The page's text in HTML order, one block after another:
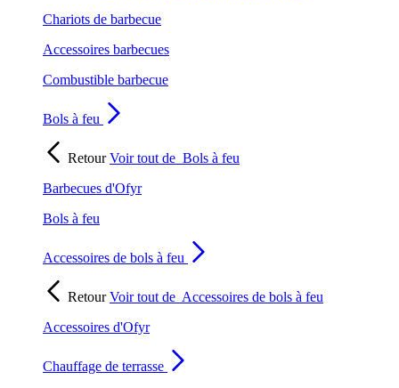
Chariots de barbecue
Accessoires barbecues
Combustible barbecue
Bols à feu
RetourVoir tout de Bols à feu
Barbecues d'Ofyr
Bols à feu
Accessoires de bols à feu
RetourVoir tout de Accessoires de bols à feu
Accessoires d'Ofyr
Chauffage de terrasse